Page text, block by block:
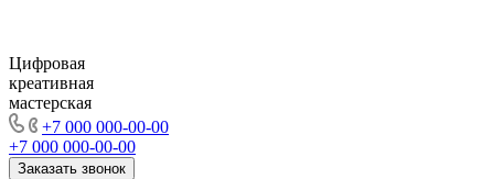
Цифровая
креативная
мастерская
+7 000 000-00-00
+7 000 000-00-00
Заказать звонок